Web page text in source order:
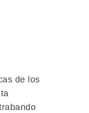
de los